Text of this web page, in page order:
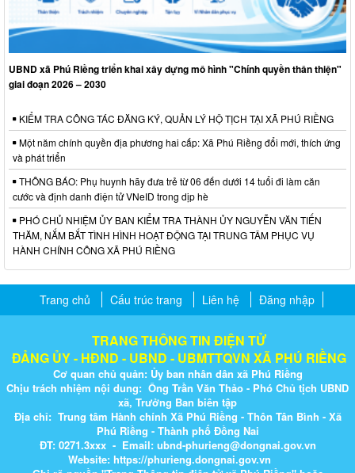
UBND xã Phú Riềng triển khai xây dựng mô hình "Chính quyền thân thiện"
giai đoạn 2026 – 2030
KIỂM TRA CÔNG TÁC ĐĂNG KÝ, QUẢN LÝ HỘ TỊCH TẠI XÃ PHÚ RIỀNG
Một năm chính quyền địa phương hai cấp: Xã Phú Riềng đổi mới, thích ứng
và phát triển
THÔNG BÁO: Phụ huynh hãy đưa trẻ từ 06 đến dưới 14 tuổi đi làm căn
cước và định danh điện tử VNeID trong dịp hè
PHÓ CHỦ NHIỆM ỦY BAN KIỂM TRA THÀNH ỦY NGUYỄN VĂN TIẾN
THĂM, NẮM BẮT TÌNH HÌNH HOẠT ĐỘNG TẠI TRUNG TÂM PHỤC VỤ
HÀNH CHÍNH CÔNG XÃ PHÚ RIỀNG
Trang chủ Cấu trúc trang Liên hệ Đăng nhập
TRANG THÔNG TIN ĐIỆN TỬ
ĐẢNG ỦY - HĐND - UBND - UBMTTQVN XÃ PHÚ RIỀNG
Cơ quan chủ quản: Ủy ban nhân dân xã Phú Riềng
Chịu trách nhiệm nội dung: Ông Trần Văn Thảo - Phó Chủ tịch UBND
xã, Trưởng Ban biên tập
Địa chỉ: Trung tâm Hành chính Xã Phú Riềng - Thôn Tân Bình - Xã
Phú Riềng - Thành phố Đồng Nai
ĐT: 0271.3xxx - Email: ubnd-phurieng@dongnai.gov.vn​
Website: https://phurieng.dongnai.gov.vn